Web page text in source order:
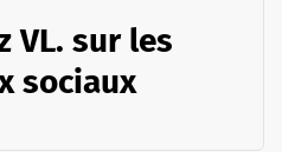
VL. sur les
sociaux